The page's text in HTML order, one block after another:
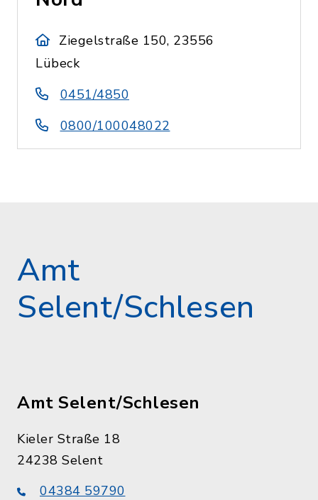
Ziegelstraße 150, 23556
Lübeck
0451/4850
0800/100048022
Amt
Selent/Schlesen
Amt Selent/Schlesen
Kieler Straße 18
24238 Selent
04384 59790